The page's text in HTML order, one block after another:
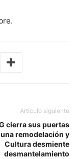
Artículo siguiente
cierra sus puertas
remodelación y
Cultura desmiente
desmantelamiento